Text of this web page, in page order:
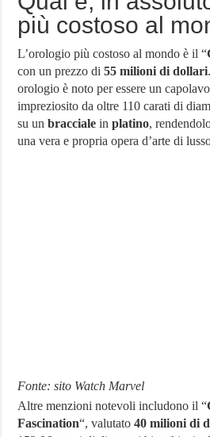
più costoso al
L’orologio più costoso al mondo è il “
con un prezzo di 55 milioni di dollari
orologio è noto per essere un
impreziosito da oltre 110 carati di
su unbracciale inplatino,
una vera e propria opera d’arte di
Fonte: sito Watch Marvel
Altre menzioni notevoli includono il “
Fascination“, valutato 40 milioni di